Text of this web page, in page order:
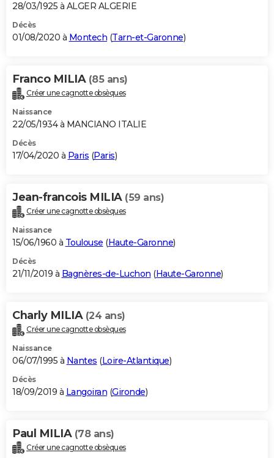
28/03/1925 à ALGER ALGERIE
Décès
01/08/2020 à Montech (Tarn-et-Garonne)
Franco MILIA (85 ans)
Créer une cagnotte obsèques
Naissance
22/05/1934 à MANCIANO ITALIE
Décès
17/04/2020 à Paris (Paris)
Jean-francois MILIA (59 ans)
Créer une cagnotte obsèques
Naissance
15/06/1960 à Toulouse (Haute-Garonne)
Décès
21/11/2019 à Bagnères-de-Luchon (Haute-Garonne)
Charly MILIA (24 ans)
Créer une cagnotte obsèques
Naissance
06/07/1995 à Nantes (Loire-Atlantique)
Décès
18/09/2019 à Langoiran (Gironde)
Paul MILIA (78 ans)
Créer une cagnotte obsèques